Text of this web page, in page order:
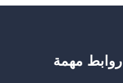
روابط مهمة